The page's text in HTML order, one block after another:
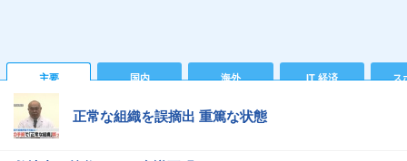
主要 国内 海外 IT 経済 ス
正常な組織を誤摘出 重篤な状態